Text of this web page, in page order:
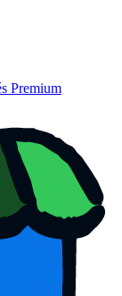
Premium